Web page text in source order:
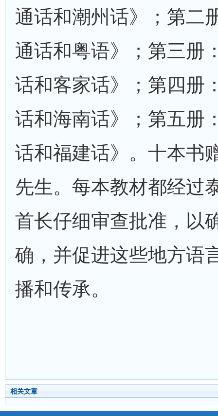
通话和潮州话》；第二
通话和粤语》；第三册
话和客家话》；第四册
话和海南话》；第五册
话和福建话》。十本书
先生。每本教材都经过
首长仔细审查批准，以
确，并促进这些地方语
播和传承。
相关文章